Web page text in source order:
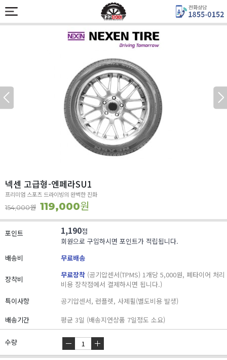
넥센 고급형-엔페라SU1
프리미엄 스포츠 드라이빙의 완벽한 진화
154,000원 119,000원
포인트 1,190점
회원으로 구입하시면 포인트가 적립됩니다.
배송비
무료배송
장착비 무료장착 (공기압센서(TPMS) 1개당 5,000원, 폐타이어 처리
비용 장착점에서 결제하시면 됩니다.)
특이사항
공기압센서, 런플렛, 사제휠(별도비용 발생)
배송기간
평균 3일 (배송지연상품 7일정도 소요)
수량